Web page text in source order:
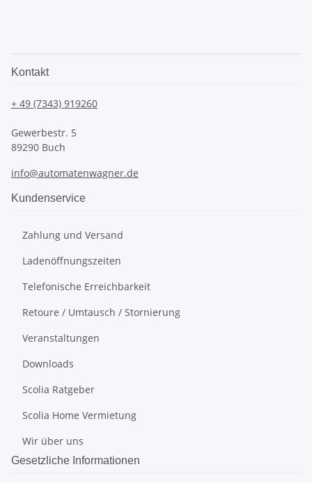
Kontakt
+ 49 (7343) 919260
Gewerbestr. 5
89290 Buch
info@automatenwagner.de
Kundenservice
Zahlung und Versand
Ladenöffnungszeiten
Telefonische Erreichbarkeit
Retoure / Umtausch / Stornierung
Veranstaltungen
Downloads
Scolia Ratgeber
Scolia Home Vermietung
Wir über uns
Gesetzliche Informationen